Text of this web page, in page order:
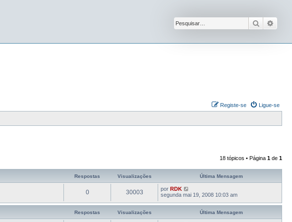
Pesquisar
Ligue-se
Registe-se
18 tópicos • Página 1 de 1
Respostas Visualizações Última Mensagem
0 30003 por RDK
segunda mai 19, 2008 10:03 am
Respostas Visualizações Última Mensagem